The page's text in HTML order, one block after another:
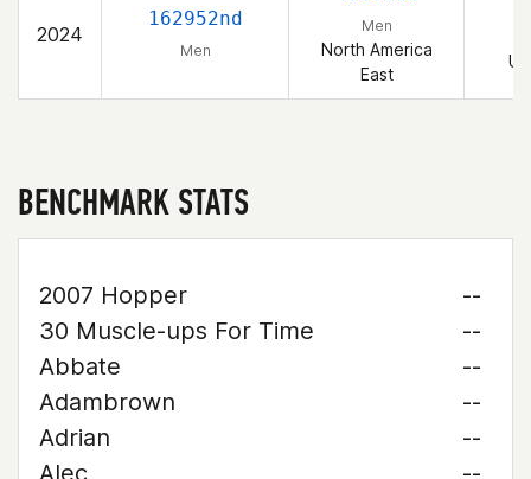
2024
162952nd
Men
Men
North America
East
BENCHMARK STATS
2007 Hopper
--
30 Muscle-ups For Time
--
Abbate
--
Adambrown
--
Adrian
--
Alec
--